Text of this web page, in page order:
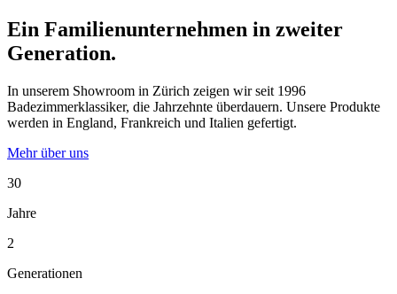
Ein Familienunternehmen in zweiter
Generation.
In unserem Showroom in Zürich zeigen wir seit 1996
Badezimmerklassiker, die Jahrzehnte überdauern. Unsere Produkte
werden in England, Frankreich und Italien gefertigt.
Mehr über uns
30
Jahre
2
Generationen